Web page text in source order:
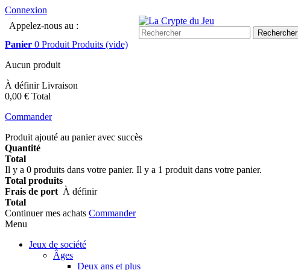
Connexion
Appelez-nous au :
Rechercher
Panier 0 Produit Produits (vide)
Aucun produit
À définirLivraison
0,00 € Total
Commander
Produit ajouté au panier avec succès
Quantité
Total
Il y a 0 produits dans votre panier. Il y a 1 produit dans votre panier.
Total produits
Frais de port À définir
Total
Continuer mes achats Commander
Menu
Jeux de société
Âges
Deux ans et plus